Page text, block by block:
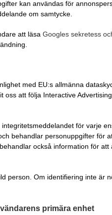
kan användas för
om samtycke.
att läsa Googles sekretess
med EU:s allmänna
att följa Interactive
för varje
behandlar personuppgifter för
också information för
person. Om identifiering inte är
primära enhet